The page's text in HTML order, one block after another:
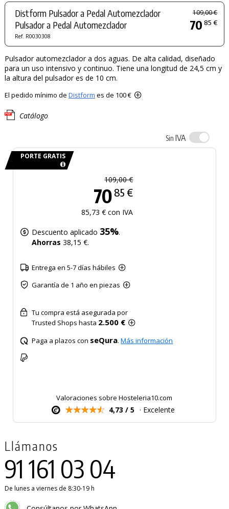
Distform Pulsador a Pedal Automezclador
Pulsador a Pedal Automezclador
Ref. R0030308
109,00 €
70 85 €
Pulsador automezclador a dos aguas. De alta calidad, diseñado
para un uso intensivo y continuo. Tiene una longitud de 24,5 cm y
la altura del pulsador es de 10 cm.
El pedido mínimo de Distform es de 100 €
Catálogo
Sin IVA
PORTE GRATIS
109,00 €
70 85 €
85,73 € con IVA
Descuento aplicado 35%.
Ahorras 38,15 €.
Entrega en 5-7 días hábiles
Garantía de 1 año en piezas
Tu compra está asegurada por
Trusted Shops hasta 2.500 €
Paga a plazos con seQura.Más información
Valoraciones sobre Hosteleria10.com
4,73 / 5 · Excelente
Llámanos
91 161 03 04
De lunes a viernes de 8:30-19 h